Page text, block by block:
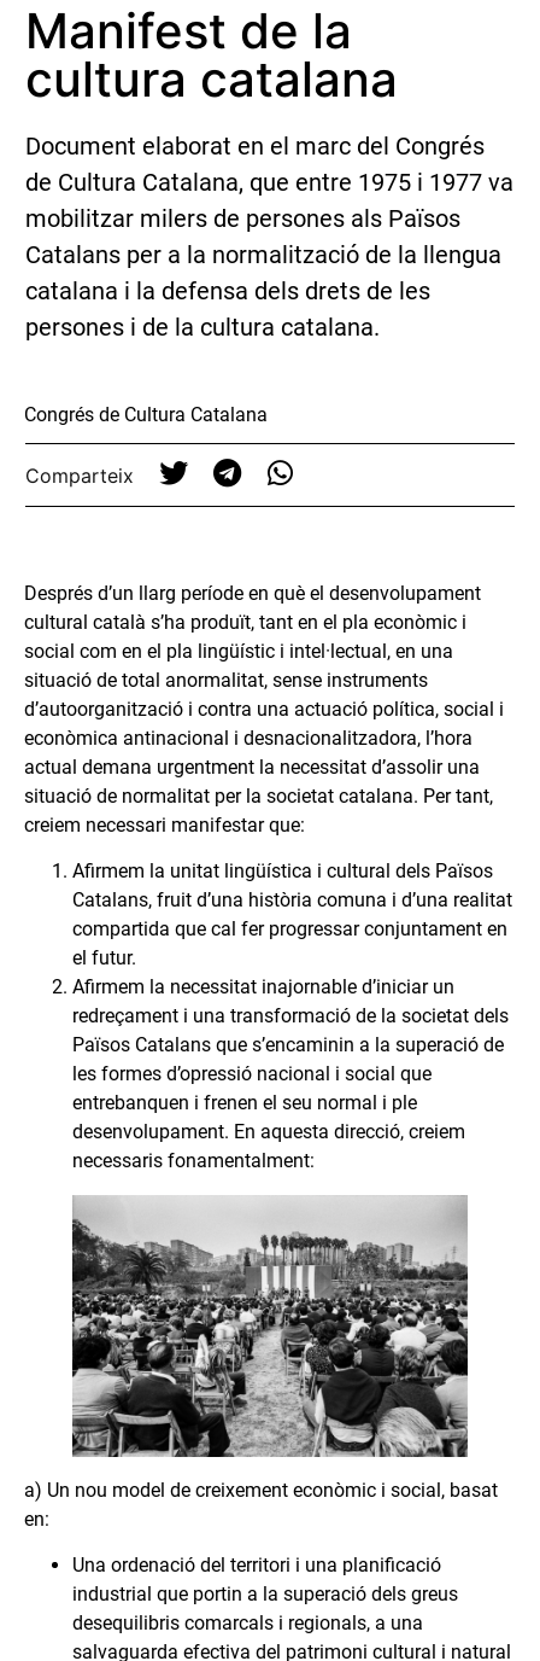
Manifest de la
cultura catalana
Document elaborat en el marc del Congrés
de Cultura Catalana, que entre 1975 i 1977 va
mobilitzar milers de persones als Països
Catalans per a la normalització de la llengua
catalana i la defensa dels drets de les
persones i de la cultura catalana.
Congrés de Cultura Catalana
Comparteix
Després d’un llarg període en què el desenvolupament
cultural català s’ha produït, tant en el pla econòmic i
social com en el pla lingüístic i intel·lectual, en una
situació de total anormalitat, sense instruments
d’autoorganització i contra una actuació política, social i
econòmica antinacional i desnacionalitzadora, l’hora
actual demana urgentment la necessitat d’assolir una
situació de normalitat per la societat catalana. Per tant,
creiem necessari manifestar que:
Afirmem la unitat lingüística i cultural dels Països
Catalans, fruit d’una història comuna i d’una realitat
compartida que cal fer progressar conjuntament en
el futur.
Afirmem la necessitat inajornable d’iniciar un
redreçament i una transformació de la societat dels
Països Catalans que s’encaminin a la superació de
les formes d’opressió nacional i social que
entrebanquen i frenen el seu normal i ple
desenvolupament. En aquesta direcció, creiem
necessaris fonamentalment:
a) Un nou model de creixement econòmic i social, basat
en:
Una ordenació del territori i una planificació
industrial que portin a la superació dels greus
desequilibris comarcals i regionals, a una
salvaguarda efectiva del patrimoni cultural i natural